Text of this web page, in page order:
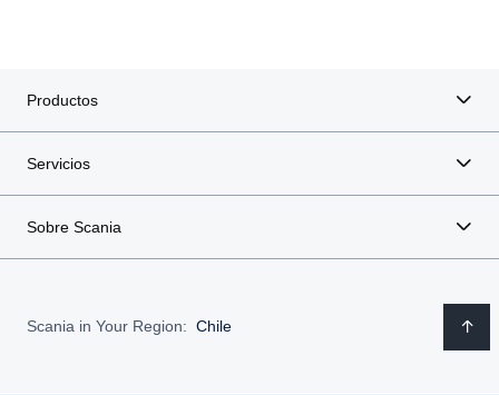
Productos
Servicios
Sobre Scania
Scania in Your Region: Chile